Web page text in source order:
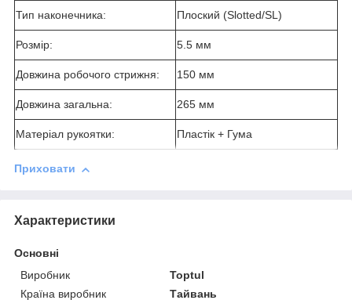
Тип наконечника: Плоский (Slotted/SL)
Розмір: 5.5 мм
Довжина робочого стрижня: 150 мм
Довжина загальна: 265 мм
Матеріал рукоятки: Пластік + Гума
Приховати
Характеристики
Основні
Виробник
Toptul
Країна виробник
Тайвань